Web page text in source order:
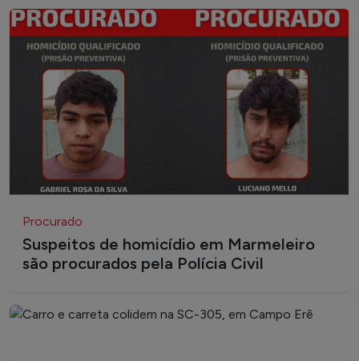
Procurado
Suspeitos de homicídio em Marmeleiro
são procurados pela Polícia Civil